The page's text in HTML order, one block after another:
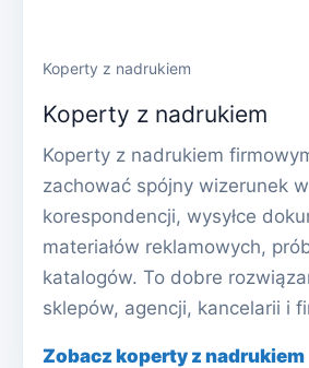
Koperty z nadrukiem
Koperty z nadrukiem
Koperty z nadrukiem
zachować spójny wizerunek w
korespondencji, wysyłce
materiałów reklamowych,
katalogów. To dobre
sklepów, agencji, kancelarii i
Zobacz koperty z nadrukiem